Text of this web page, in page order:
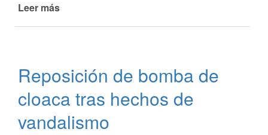
Leer más
barrio
Joaquín
Orué
Reposición de bomba de
cloaca tras hechos de
vandalismo